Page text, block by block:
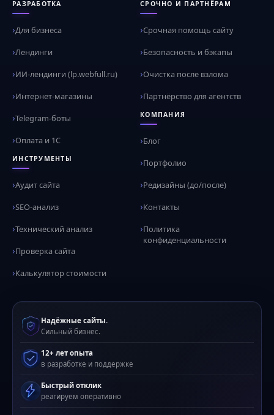
РАЗРАБОТКА
Для бизнеса
Лендинги
ИИ-лендинги (lp.webfull.ru)
Интернет-магазины
Telegram-боты
Оплата и 1С
ИНСТРУМЕНТЫ
Аудит сайта
SEO-анализ
Технический анализ
Проверка сайта
Калькулятор стоимости
СРОЧНО И ПАРТНЁРАМ
Срочная помощь сайту
Безопасность и бэкапы
Очистка после взлома
Партнёрство для агентств
КОМПАНИЯ
Блог
Портфолио
Редизайны (до/после)
Контакты
Политика
конфиденциальности
Надёжные сайты.
Сильный бизнес.
12+ лет опыта
в разработке и поддержке
Быстрый отклик
реагируем оперативно